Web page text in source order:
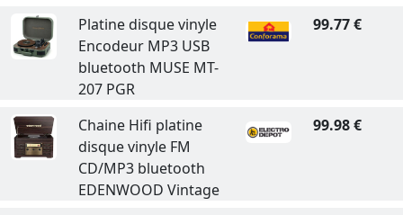
Platine disque vinyle
Encodeur MP3 USB
bluetooth MUSE MT-
207 PGR
99.77 €
Chaine Hifi platine
disque vinyle FM
CD/MP3 bluetooth
EDENWOOD Vintage
99.98 €